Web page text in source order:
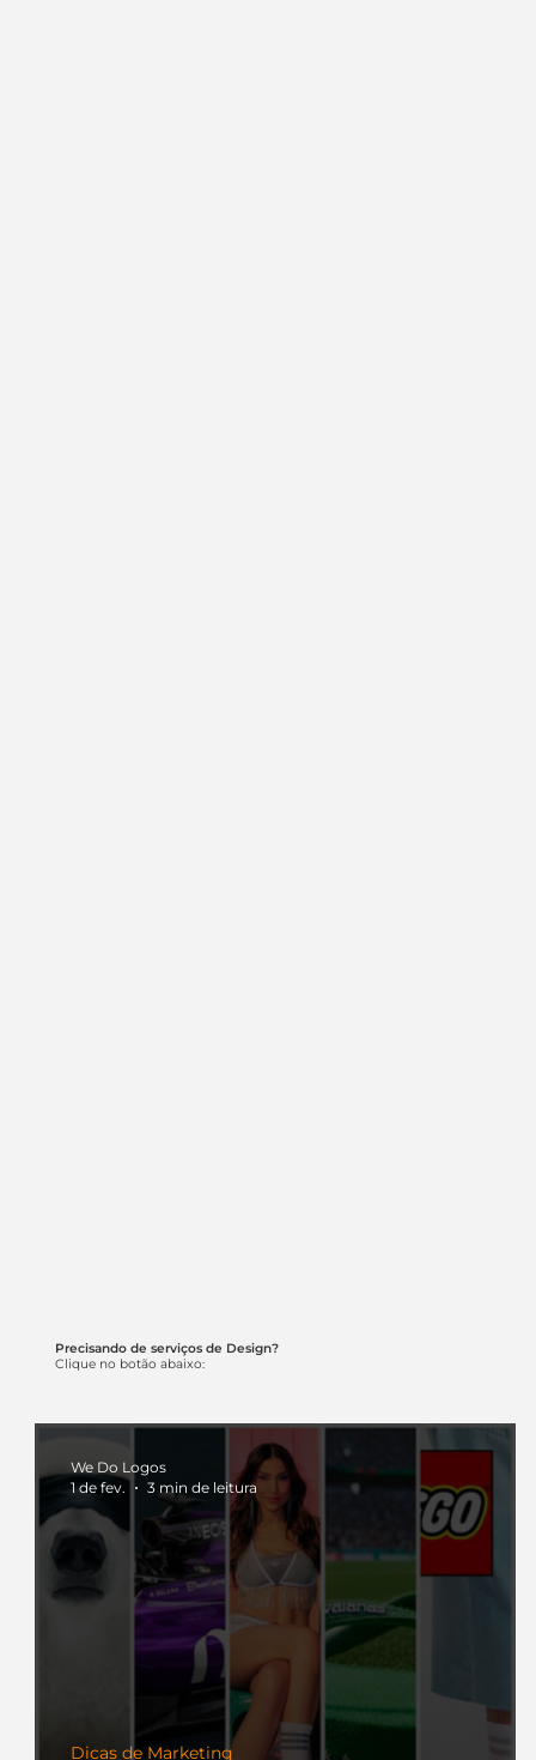
Precisando de serviços de Design?
Clique no botão abaixo:
Dicas de Marketing
We Do Logos
1 de fev.
3 min de leitura